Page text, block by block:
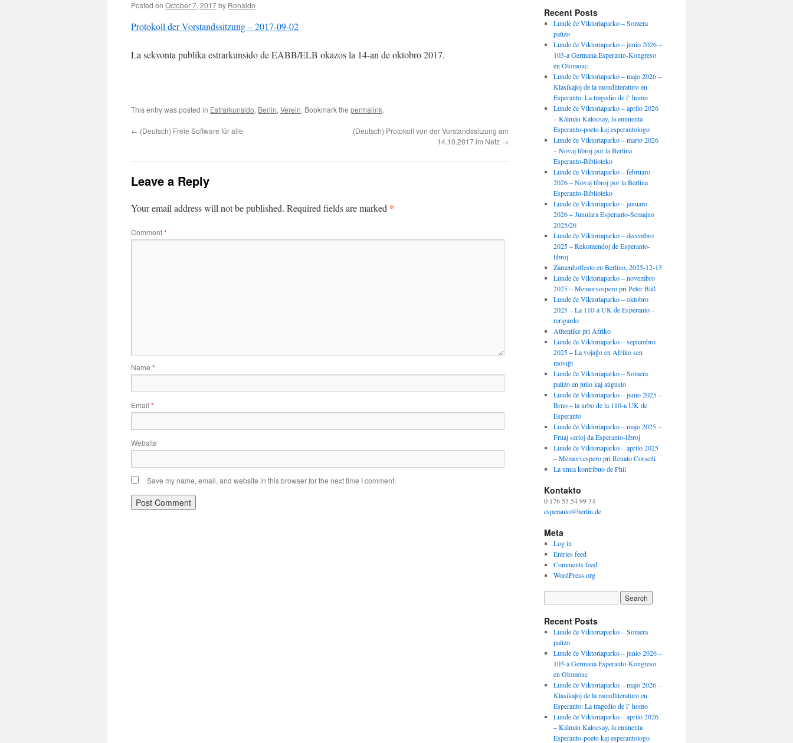
Posted on October 7, 2017by Ronaldo
Protokoll der Vorstandssitzung – 2017-09-02
La sekvonta publika estrarkunsido de EABB/ELB okazos la 14-an de oktobro 2017.
This entry was posted in Estrarkunsido, Berlin, Verein. Bookmark the permalink.
← (Deutsch) Freie Software für alle
(Deutsch) Protokoll von der Vorstandssitzung am
14.10.2017 im Netz →
Leave a Reply
Your email address will not be published. Required fields are marked *
Comment*
Name *
Email *
Website
Save my name, email, and website in this browser for the next time I comment.
Recent Posts
Lunde ĉe Viktoriaparko – Somera
paŭzo
Lunde ĉe Viktoriaparko – junio 2026 –
103-a Germana Esperanto-Kongreso
en Olomouc
Lunde ĉe Viktoriaparko – majo 2026 –
Klasikaĵoj de la mondliteraturo en
Esperanto: La tragedio de l’ homo
Lunde ĉe Viktoriaparko – aprilo 2026
– Kálmán Kalocsay, la eminenta
Esperanto-poeto kaj esperantologo
Lunde ĉe Viktoriaparko – marto 2026
– Novaj libroj por la Berlina
Esperanto-Biblioteko
Lunde ĉe Viktoriaparko – februaro
2026 – Novaj libroj por la Berlina
Esperanto-Biblioteko
Lunde ĉe Viktoriaparko – januaro
2026 – Junulara Esperanto-Semajno
2025/26
Lunde ĉe Viktoriaparko – decembro
2025 – Rekomendoj de Esperanto-
libroj
Zamenhoffesto en Berlino, 2025-12-13
Lunde ĉe Viktoriaparko – novembro
2025 – Memorvespero pri Peter Bäß
Lunde ĉe Viktoriaparko – oktobro
2025 – La 110-a UK de Esperanto –
rerigardo
Aŭtentike pri Afriko
Lunde ĉe Viktoriaparko – septembro
2025 – La vojaĝo en Afriko sen
moviĝi
Lunde ĉe Viktoriaparko – Somera
paŭzo en julio kaj aŭgusto
Lunde ĉe Viktoriaparko – junio 2025 –
Brno – la urbo de la 110-a UK de
Esperanto
Lunde ĉe Viktoriaparko – majo 2025 –
Fruaj serioj da Esperanto-libroj
Lunde ĉe Viktoriaparko – aprilo 2025
– Memorvespero pri Renato Corsetti
La unua kontribuo de Phil
Kontakto
0 176 53 54 99 34
esperanto@berlin.de
Meta
Log in
Entries feed
Comments feed
WordPress.org
Recent Posts
Lunde ĉe Viktoriaparko – Somera
paŭzo
Lunde ĉe Viktoriaparko – junio 2026 –
103-a Germana Esperanto-Kongreso
en Olomouc
Lunde ĉe Viktoriaparko – majo 2026 –
Klasikaĵoj de la mondliteraturo en
Esperanto: La tragedio de l’ homo
Lunde ĉe Viktoriaparko – aprilo 2026
– Kálmán Kalocsay, la eminenta
Esperanto-poeto kaj esperantologo